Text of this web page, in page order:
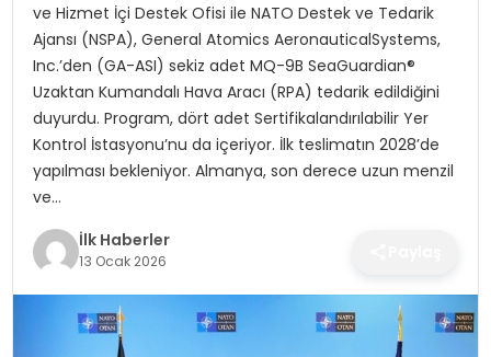
SIYASET
SPOR
TEKNOLOJI
YAŞAM
ve Hizmet İçi Destek Ofisi ile NATO Destek ve Tedarik
Ajansı (NSPA), General Atomics AeronauticalSystems,
Inc.’den (GA-ASI) sekiz adet MQ-9B SeaGuardian®
Uzaktan Kumandalı Hava Aracı (RPA) tedarik edildiğini
duyurdu. Program, dört adet Sertifikalandırılabilir Yer
Kontrol İstasyonu’nu da içeriyor. İlk teslimatın 2028’de
yapılması bekleniyor. Almanya, son derece uzun menzil
ve…
İlk Haberler
13 Ocak 2026